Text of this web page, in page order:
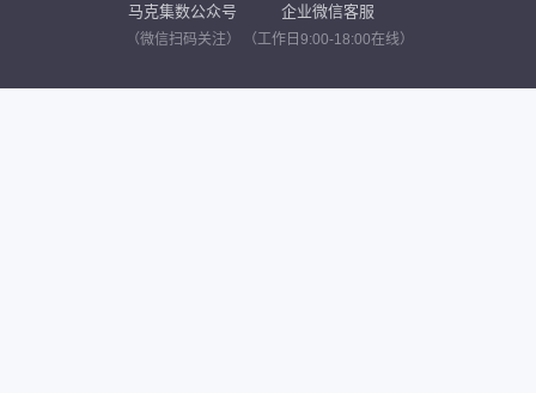
马克集数公众号
（微信扫码关注）
企业微信客服
（工作日9:00-18:00在线）